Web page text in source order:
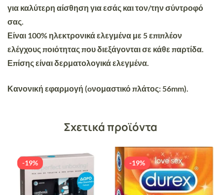
για καλύτερη αίσθηση για εσάς και τον/την σύντροφό
σας.
Είναι 100% ηλεκτρονικά ελεγμένα με 5 επιπλέον
ελέγχους ποιότητας που διεξάγονται σε κάθε παρτίδα.
Επίσης είναι δερματολογικά ελεγμένα.
Κανονική εφαρμογή (oνομαστικό πλάτος: 56mm).
Σχετικά προϊόντα
-19% -19%